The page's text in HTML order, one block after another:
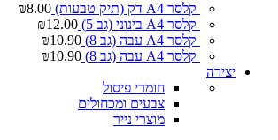
קלסר A4 דק (תיק טבעות) ₪8.00
קלסר A4 בינוני (גב 5)
₪12.00
קלסר A4 עבה (גב 8)
₪10.90
קלסר A4 עבה (גב 8)
₪10.90
יצירה
חומרי פיסול
צבעים ומכחולים
מוצרי נייר